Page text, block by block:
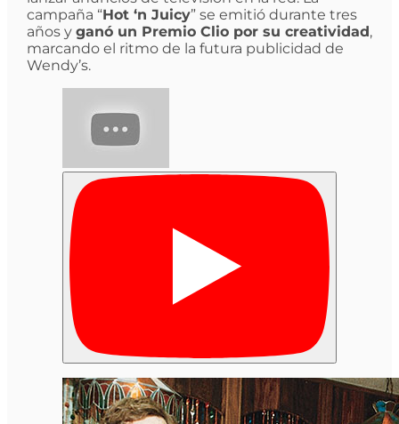
campaña “Hot ‘n Juicy” se emitió durante tres
años y ganó un Premio Clio por su creatividad ,
marcando el ritmo de la futura publicidad de
Wendy’s.